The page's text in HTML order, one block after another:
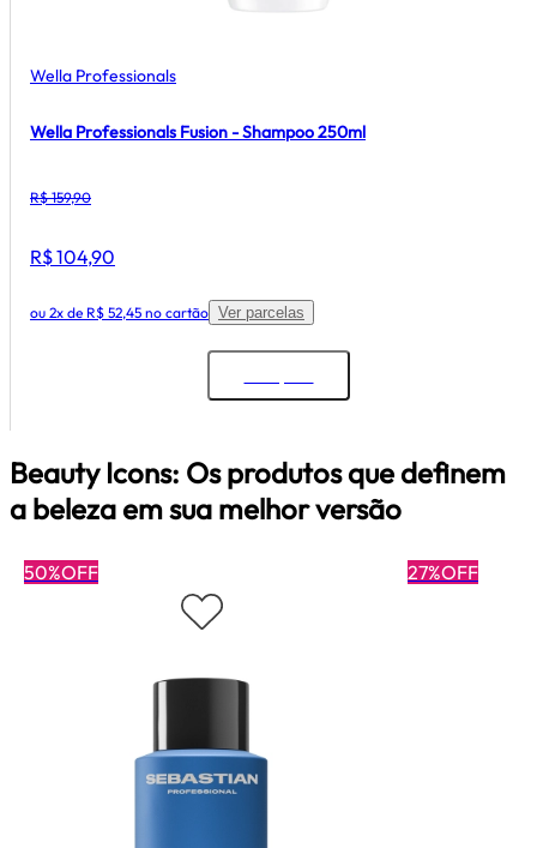
Wella Professionals
Wella Professionals Fusion - Shampoo 250ml
R$ 159,90
R$ 104,90
ou 2x de R$ 52,45 no cartão Ver parcelas
Beauty Icons: Os produtos que definem
a beleza em sua melhor versão
50%OFF 27%OFF